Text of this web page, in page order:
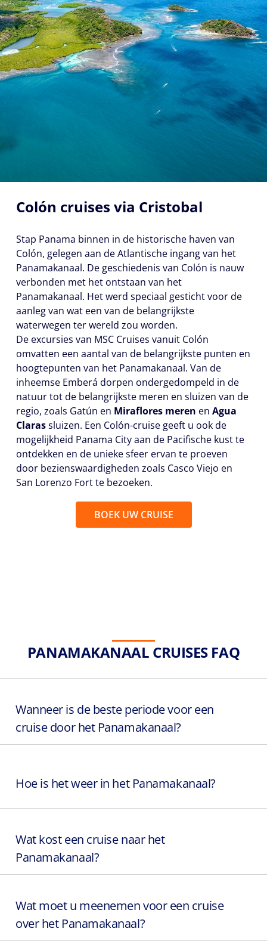
Colón cruises via Cristobal
Stap Panama binnen in de historische haven van
Colón, gelegen aan de Atlantische ingang van het
Panamakanaal. De geschiedenis van Colón is nauw
verbonden met het ontstaan van het
Panamakanaal. Het werd speciaal gesticht voor de
aanleg van wat een van de belangrijkste
waterwegen ter wereld zou worden.
De excursies van MSC Cruises vanuit Colón
omvatten een aantal van de belangrijkste punten en
hoogtepunten van het Panamakanaal. Van de
inheemse Emberá dorpen ondergedompeld in de
natuur tot de belangrijkste meren en sluizen van de
regio, zoals Gatún en Miraflores meren en Agua
Clarassluizen. Een Colón-cruise geeft u ook de
mogelijkheid Panama City aan de Pacifische kust te
ontdekken en de unieke sfeer ervan te proeven
door bezienswaardigheden zoals Casco Viejo en
San Lorenzo Fort te bezoeken.
BOEK UW CRUISE
PANAMAKANAAL CRUISES FAQ
Wanneer is de beste periode voor een
cruise door het Panamakanaal?
Hoe is het weer in het Panamakanaal?
Wat kost een cruise naar het
Panamakanaal?
Wat moet u meenemen voor een cruise
over het Panamakanaal?